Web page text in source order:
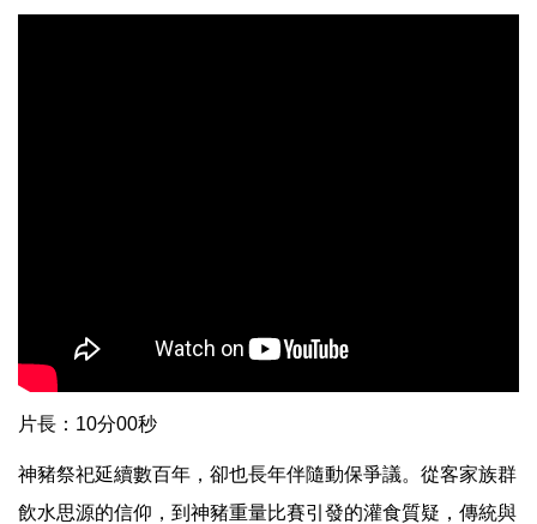
片長：10分00秒
神豬祭祀延續數百年，卻也長年伴隨動保爭議。從客家族群
飲水思源的信仰，到神豬重量比賽引發的灌食質疑，傳統與